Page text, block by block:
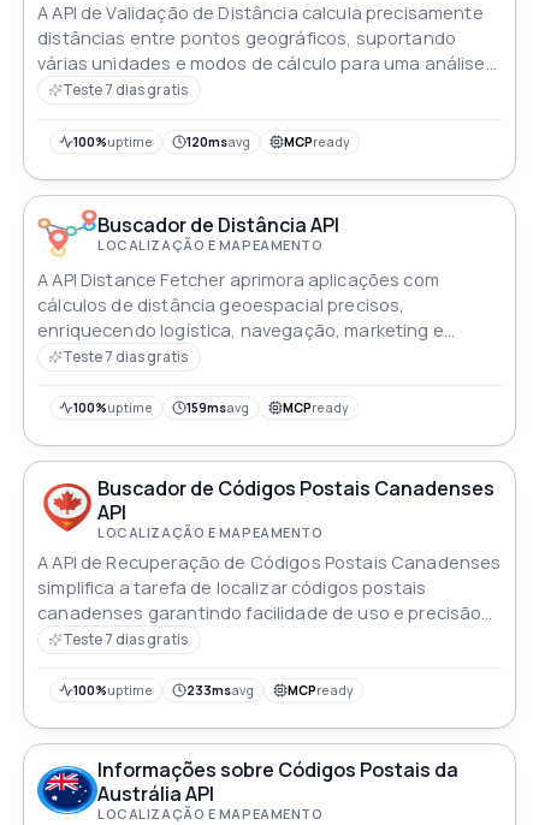
A API de Validação de Distância calcula precisamente
distâncias entre pontos geográficos, suportando
várias unidades e modos de cálculo para uma análise
espacial versátil em aplicações
Teste 7 dias gratis
100%uptime 120msavg MCPready
Buscador de Distância API
LOCALIZAÇÃO E MAPEAMENTO
A API Distance Fetcher aprimora aplicações com
cálculos de distância geoespacial precisos,
enriquecendo logística, navegação, marketing e
análise espacial em diversas indústrias
Teste 7 dias gratis
100%uptime 159msavg MCPready
Buscador de Códigos Postais Canadenses
API
LOCALIZAÇÃO E MAPEAMENTO
A API de Recuperação de Códigos Postais Canadenses
simplifica a tarefa de localizar códigos postais
canadenses garantindo facilidade de uso e precisão
para os usuários
Teste 7 dias gratis
100%uptime 233msavg MCPready
Informações sobre Códigos Postais da
Austrália API
LOCALIZAÇÃO E MAPEAMENTO